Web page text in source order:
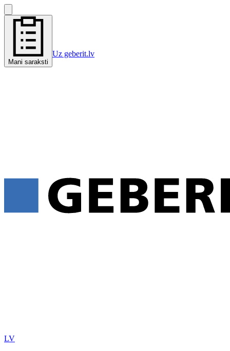
Mani saraksti
Uz geberit.lv
LV